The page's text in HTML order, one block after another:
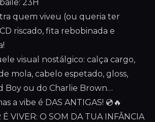
23H
quem viveu (ou queria ter
riscado, fita rebobinada e
visual nostálgico: calça cargo,
mola, cabelo espetado, gloss,
Boy ou do Charlie Brown…
a vibe é DAS ANTIGAS! 💿🔥
É VIVER: O SOM DA TUA INFÂNCIA